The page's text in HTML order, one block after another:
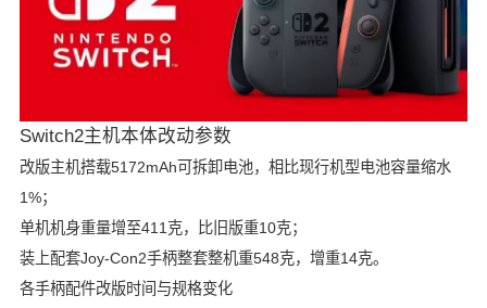
Switch2主机本体改动参数
改版主机搭载5172mAh可拆卸电池，相比现行机型电池容量缩水
1%；
单机机身重量增至411克，比旧版重10克；
装上配套Joy-Con2手柄整套整机重548克，增重14克。
各手柄配件改版时间与规格变化